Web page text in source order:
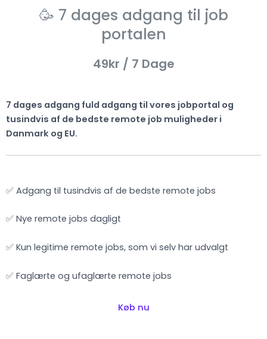
🥳 7 dages adgang til job
portalen
49kr / 7 Dage
7 dages adgang fuld adgang til vores jobportal og
tusindvis af de bedste remote job muligheder i
Danmark og EU.
✅ Adgang til tusindvis af de bedste remote jobs
✅ Nye remote jobs dagligt
✅ Kun legitime remote jobs, som vi selv har udvalgt
✅ Faglærte og ufaglærte remote jobs
Køb nu